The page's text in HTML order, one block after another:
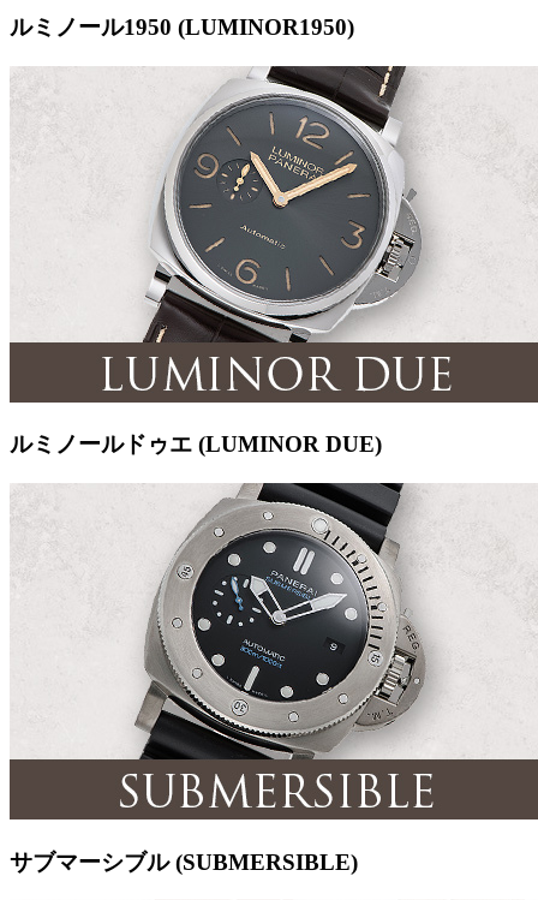
ルミノール1950 (LUMINOR1950)
ルミノールドゥエ (LUMINOR DUE)
サブマーシブル (SUBMERSIBLE)